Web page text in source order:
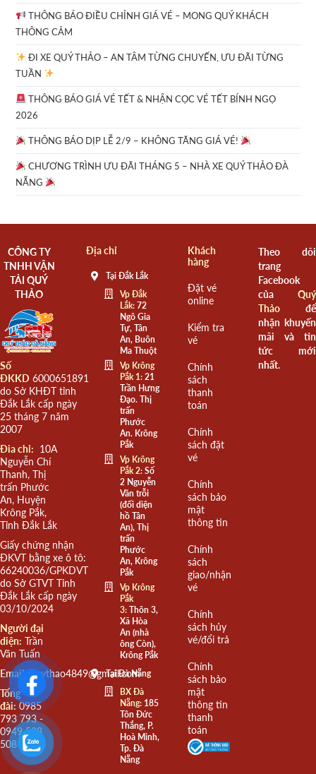
THÔNG BÁO ĐIỀU CHỈNH GIÁ VÉ – MONG QUÝ KHÁCH
THÔNG CẢM
ĐI XE QUÝ THẢO – AN TÂM TỪNG CHUYẾN, ƯU ĐÃI TỪNG
TUẦN
THÔNG BÁO GIÁ VÉ TẾT & NHẬN CỌC VÉ TẾT BÍNH NGỌ
2026
THÔNG BÁO DỊP LỄ 2/9 – KHÔNG TĂNG GIÁ VÉ!
CHƯƠNG TRÌNH ƯU ĐÃI THÁNG 5 – NHÀ XE QUÝ THẢO ĐÀ
NẴNG
CÔNG TY
TNHH VẬN
TẢI QUÝ
THẢO
Số
ĐKKD 6000651891
do Sở KHĐT tỉnh
Đắk Lắk cấp ngày
25 tháng 7 năm
2007
Đia chỉ: 10A
Nguyễn Chí
Thanh, Thị
trấn Phước
An, Huyện
Krông Pắk,
Tỉnh Đắk Lắk
Giấy chứng nhận
ĐKVT bằng xe ô tô:
66240036/GPKDVT
do Sở GTVT Tỉnh
Đắk Lắk cấp ngày
03/10/2024
Người đại
diện: Trần
Văn Tuấn
Email: quythao4849@gmail.com
Tổng
đài: 0985
793 793 -
0949 508
508
Địa chỉ
Tại Đắk Lắk
Vp Đắk
Lắk:72
Ngô Gia
Tự, Tân
An, Buôn
Ma Thuột
Vp Krông
Pắk 1:21
Trần Hưng
Đạo. Thị
trấn
Phước
An. Krông
Pắk
Vp Krông
Pắk 2:Số
2 Nguyễn
Văn trỗi
(đối diện
hồ Tân
An), Thị
trấn
Phước
An, Krông
Pắk
Vp Krông
Pắk
3:Thôn 3,
Xã Hòa
An (nhà
ông Còn),
Krông Pắk
Tại Đà Nẵng
BX Đà
Nẵng:185
Tôn Đức
Thắng, P.
Hoà Minh,
Tp. Đà
Nẵng
Khách
hàng
Đặt vé
online
Kiểm tra
vé
Chính
sách
thanh
toán
Chính
sách đặt
vé
Chính
sách bảo
mật
thông tin
Chính
sách
giao/nhận
vé
Chính
sách hủy
vé/đổi trả
Chính
sách bảo
mật
thông tin
thanh
toán
Theo dõi
trang
Facebook
của Quý
Thảođể
nhận khuyến
mãi và tin
tức mới
nhất.